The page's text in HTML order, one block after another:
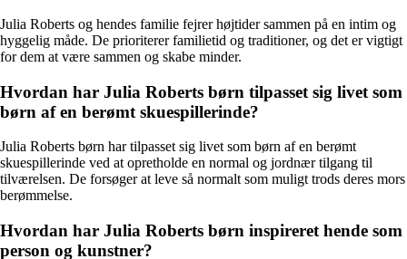
Julia Roberts og hendes familie fejrer højtider sammen på en intim og
hyggelig måde. De prioriterer familietid og traditioner, og det er vigtigt
for dem at være sammen og skabe minder.
Hvordan har Julia Roberts børn tilpasset sig livet som
børn af en berømt skuespillerinde?
Julia Roberts børn har tilpasset sig livet som børn af en berømt
skuespillerinde ved at opretholde en normal og jordnær tilgang til
tilværelsen. De forsøger at leve så normalt som muligt trods deres mors
berømmelse.
Hvordan har Julia Roberts børn inspireret hende som
person og kunstner?